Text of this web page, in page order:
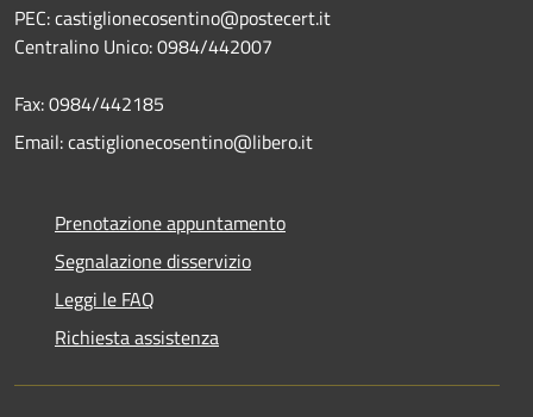
PEC: castiglionecosentino@postecert.it
Centralino Unico: 0984/442007
Fax: 0984/442185
Email: castiglionecosentino@libero.it
Prenotazione appuntamento
Segnalazione disservizio
Leggi le FAQ
Richiesta assistenza